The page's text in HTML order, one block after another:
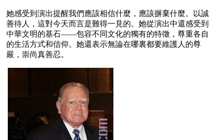
她感受到演出提醒我們應該相信什麼，應該摒棄什麼。以誠
善待人，這對今天而言是難得一見的。她從演出中還感受到
中華文明的基石——包容不同文化的獨有的特徵，尊重各自
的生活方式和信仰。她還表示無論在哪裏都要維護人的尊
嚴，崇尚真善忍。